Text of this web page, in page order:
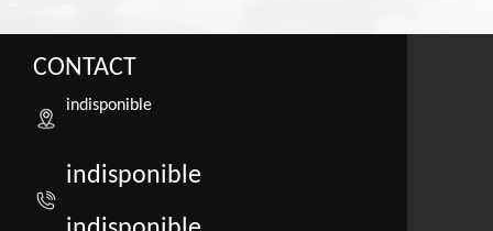
CONTACT
indisponible
indisponible